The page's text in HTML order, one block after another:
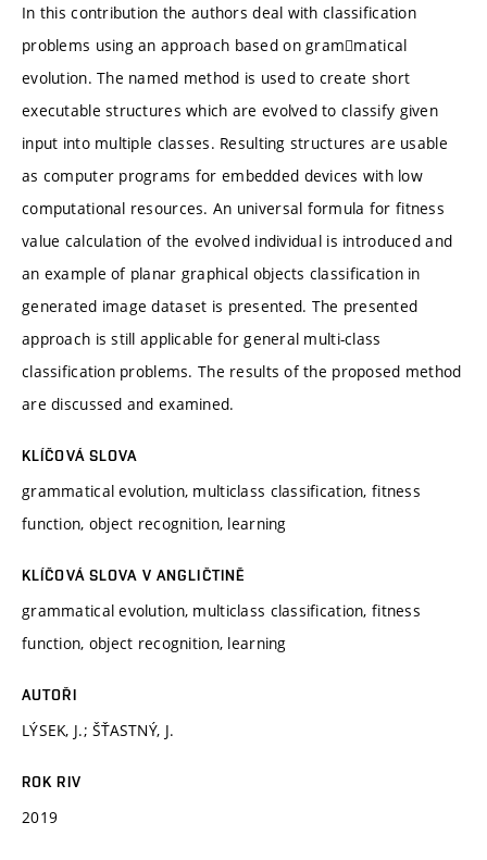
In this contribution the authors deal with classification
problems using an approach based on gram￾matical
evolution. The named method is used to create short
executable structures which are evolved to classify given
input into multiple classes. Resulting structures are usable
as computer programs for embedded devices with low
computational resources. An universal formula for fitness
value calculation of the evolved individual is introduced and
an example of planar graphical objects classification in
generated image dataset is presented. The presented
approach is still applicable for general multi-class
classification problems. The results of the proposed method
are discussed and examined.
KLÍČOVÁ SLOVA
grammatical evolution, multiclass classification, fitness
function, object recognition, learning
KLÍČOVÁ SLOVA V ANGLIČTINĚ
grammatical evolution, multiclass classification, fitness
function, object recognition, learning
AUTOŘI
LÝSEK, J.; ŠŤASTNÝ, J.
ROK RIV
2019